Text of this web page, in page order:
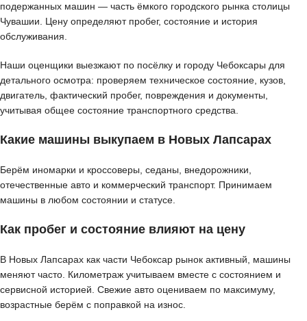
подержанных машин — часть ёмкого городского рынка столицы
Чувашии. Цену определяют пробег, состояние и история
обслуживания.
Наши оценщики выезжают по посёлку и городу Чебоксары для
детального осмотра: проверяем техническое состояние, кузов,
двигатель, фактический пробег, повреждения и документы,
учитывая общее состояние транспортного средства.
Какие машины выкупаем в Новых Лапсарах
Берём иномарки и кроссоверы, седаны, внедорожники,
отечественные авто и коммерческий транспорт. Принимаем
машины в любом состоянии и статусе.
Как пробег и состояние влияют на цену
В Новых Лапсарах как части Чебоксар рынок активный, машины
меняют часто. Километраж учитываем вместе с состоянием и
сервисной историей. Свежие авто оцениваем по максимуму,
возрастные берём с поправкой на износ.